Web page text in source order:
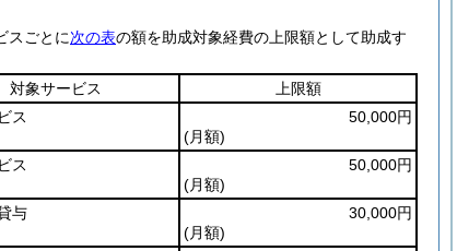
スごとに次の表の額を助成対象経費の上限額として助成す
対象サービス
上限額
ス
50,000円
(月額)
ス
50,000円
(月額)
与
30,000円
(月額)